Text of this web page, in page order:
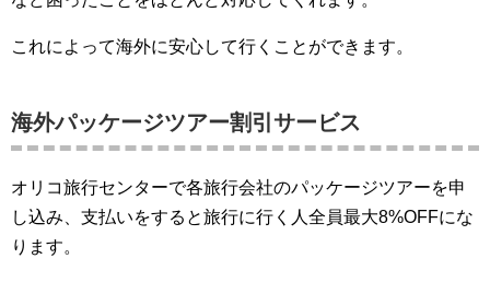
これによって海外に安心して行くことができます。
海外パッケージツアー割引サービス
オリコ旅行センターで各旅行会社のパッケージツアーを申
し込み、支払いをすると旅行に行く人全員最大8%OFFにな
ります。